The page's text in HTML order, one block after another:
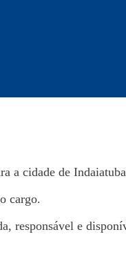
a cidade de
cargo.
responsável e